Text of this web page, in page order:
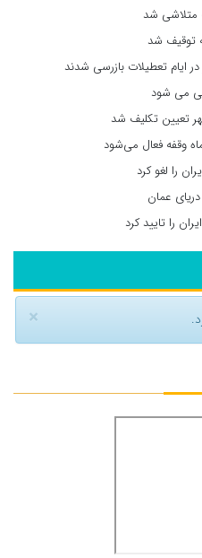
توقیف شد
ایام تعطیلات بازرسی شدند
می‌ شود
تعیین تکلیف شد
وقفه فعال می‌شود
را لغو کرد
عمان
را تایید کرد
×